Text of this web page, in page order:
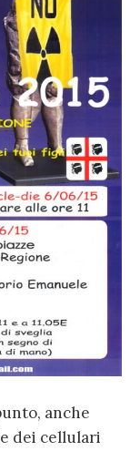
anche
dei cellulari